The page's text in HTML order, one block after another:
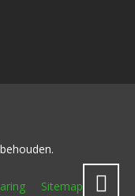
Sitemap